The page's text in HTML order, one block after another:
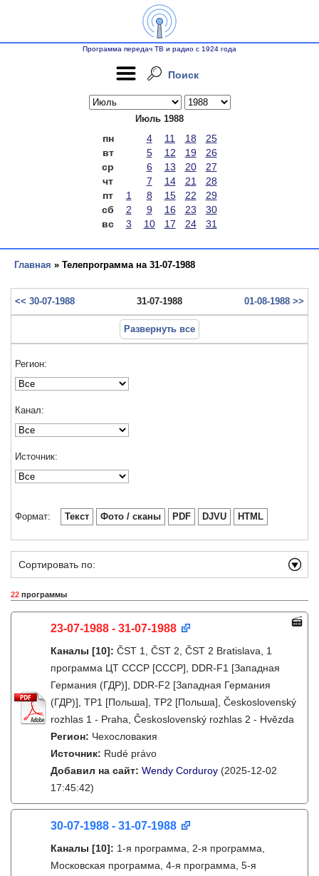
Программа передач ТВ и радио с 1924 года
Поиск
Июль 1988
пн 4 11 18
25
вт
5 12 19
26
ср
6 13 20
27
чт
7 14 21
28
пт
1 8 15 22
29
сб
2 9 16 23
30
вс
3 10 17 24 31
Главная » Телепрограмма на 31-07-1988
<< 30-07-1988 31-07-1988 01-08-1988 >>
Развернуть все
Регион:
Канал:
Источник:
Формат: Текст Фото / сканы PDF DJVU HTML
Сортировать по:
22 программы
23-07-1988 - 31-07-1988
Каналы [10]: ČST 1, ČST 2, ČST 2 Bratislava, 1
программа ЦТ СССР [СССР], DDR-F1 [Западная
Германия (ГДР)], DDR-F2 [Западная Германия
(ГДР)], TP1 [Польша], TP2 [Польша], Československý
rozhlas 1 - Praha, Československý rozhlas 2 - Hvězda
Регион: Чехословакия
Источник: Rudé právo
Добавил на сайт: Wendy Corduroy (2025-12-02
17:45:42)
30-07-1988 - 31-07-1988
Каналы [10]: 1-я программа, 2-я программа,
Московская программа, 4-я программа, 5-я